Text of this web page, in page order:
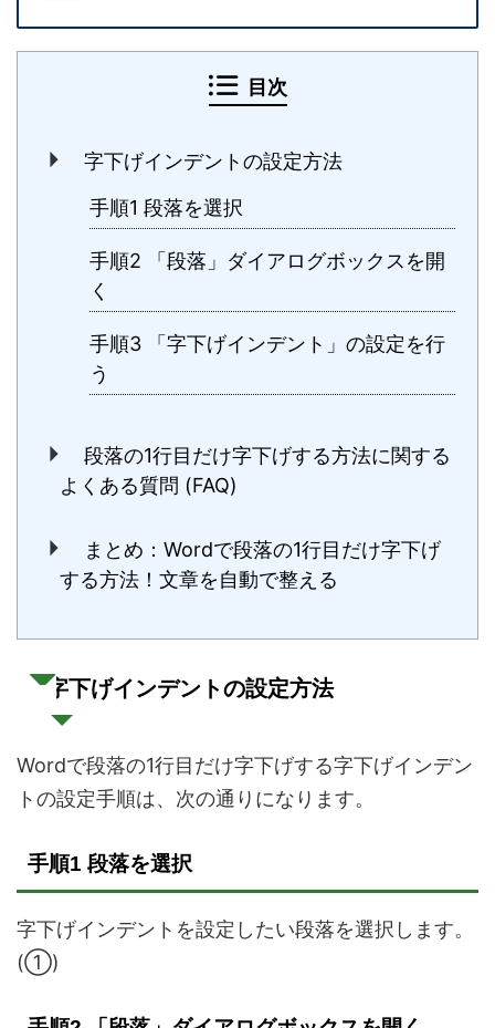
目次
字下げインデントの設定方法
手順1 段落を選択
手順2 「段落」ダイアログボックスを開
く
手順3 「字下げインデント」の設定を行
う
段落の1行目だけ字下げする方法に関する
よくある質問 (FAQ)
まとめ：Wordで段落の1行目だけ字下げ
する方法！文章を自動で整える
字下げインデントの設定方法
Wordで段落の1行目だけ字下げする字下げインデン
トの設定手順は、次の通りになります。
手順1 段落を選択
字下げインデントを設定したい段落を選択します。
(①)